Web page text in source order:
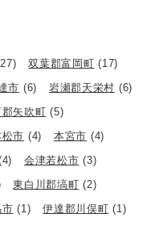
双葉郡富岡町 (17)
市 (6) 岩瀬郡天栄村 (6)
矢吹町 (5)
市 (4) 本宮市 (4)
会津若松市 (3)
東白川郡塙町 (2)
市 (1) 伊達郡川俣町 (1)